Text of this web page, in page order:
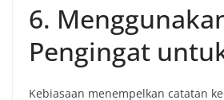
6.
Pengingat
Kebiasaan menempelkan catatan